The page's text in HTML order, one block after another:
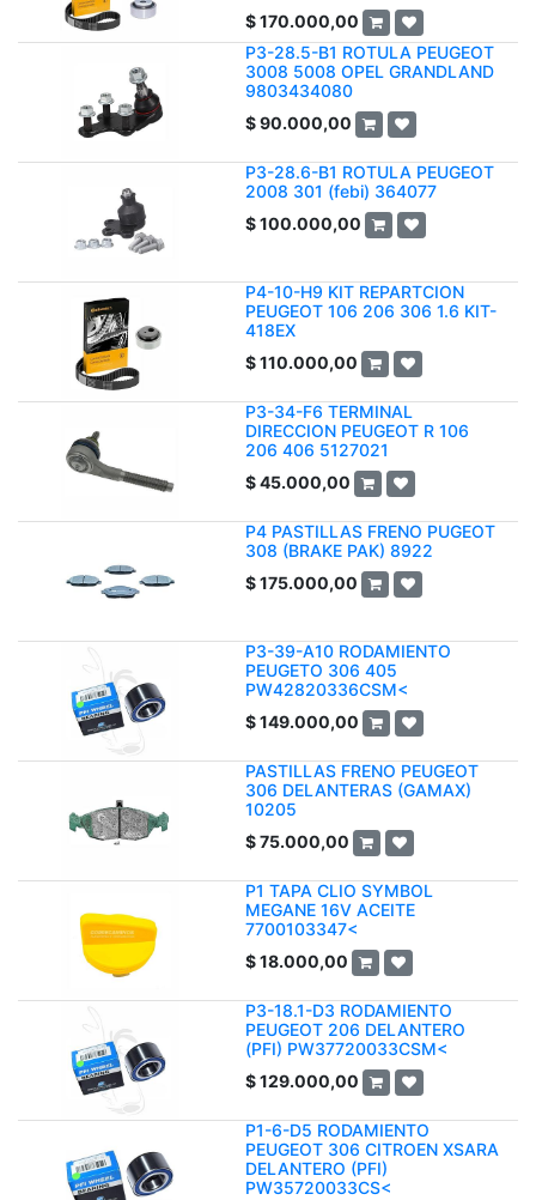
$170.000,00
P3-28.5-B1 ROTULA PEUGEOT
3008 5008 OPEL GRANDLAND
9803434080
$90.000,00
P3-28.6-B1 ROTULA PEUGEOT
2008 301 (febi) 364077
$100.000,00
P4-10-H9 KIT REPARTCION
PEUGEOT 106 206 306 1.6 KIT-
418EX
$110.000,00
P3-34-F6 TERMINAL
DIRECCION PEUGEOT R 106
206 406 5127021
$45.000,00
P4 PASTILLAS FRENO PUGEOT
308 (BRAKE PAK) 8922
$175.000,00
P3-39-A10 RODAMIENTO
PEUGETO 306 405
PW42820336CSM<
$149.000,00
PASTILLAS FRENO PEUGEOT
306 DELANTERAS (GAMAX)
10205
$75.000,00
P1 TAPA CLIO SYMBOL
MEGANE 16V ACEITE
7700103347<
$18.000,00
P3-18.1-D3 RODAMIENTO
PEUGEOT 206 DELANTERO
(PFI) PW37720033CSM<
$129.000,00
P1-6-D5 RODAMIENTO
PEUGEOT 306 CITROEN XSARA
DELANTERO (PFI)
PW35720033CS<